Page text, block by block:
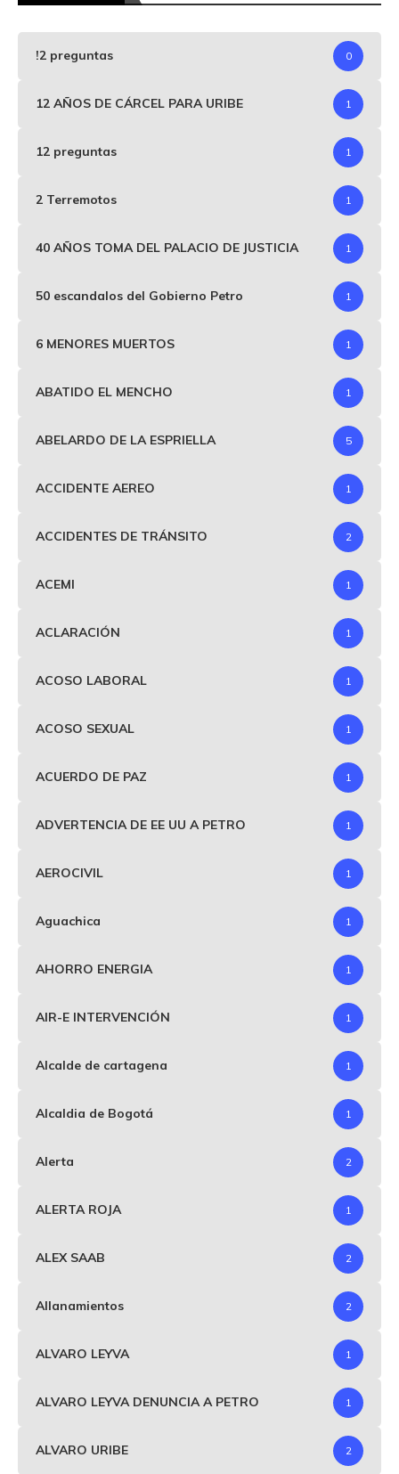
!2 preguntas 0
12 AÑOS DE CÁRCEL PARA URIBE 1
12 preguntas 1
2 Terremotos 1
40 AÑOS TOMA DEL PALACIO DE JUSTICIA 1
50 escandalos del Gobierno Petro 1
6 MENORES MUERTOS 1
ABATIDO EL MENCHO 1
ABELARDO DE LA ESPRIELLA 5
ACCIDENTE AEREO 1
ACCIDENTES DE TRÁNSITO 2
ACEMI 1
ACLARACIÓN 1
ACOSO LABORAL 1
ACOSO SEXUAL 1
ACUERDO DE PAZ 1
ADVERTENCIA DE EE UU A PETRO 1
AEROCIVIL 1
Aguachica 1
AHORRO ENERGIA 1
AIR-E INTERVENCIÓN 1
Alcalde de cartagena 1
Alcaldia de Bogotá 1
Alerta 2
ALERTA ROJA 1
ALEX SAAB 2
Allanamientos 2
ALVARO LEYVA 1
ALVARO LEYVA DENUNCIA A PETRO 1
ALVARO URIBE 2